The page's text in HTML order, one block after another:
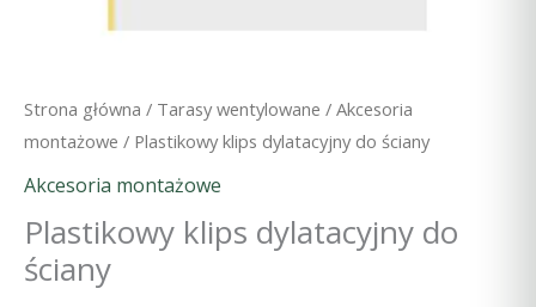
Strona główna / Tarasy wentylowane / Akcesoria
montażowe / Plastikowy klips dylatacyjny do ściany
Akcesoria montażowe
Plastikowy klips dylatacyjny do
ściany